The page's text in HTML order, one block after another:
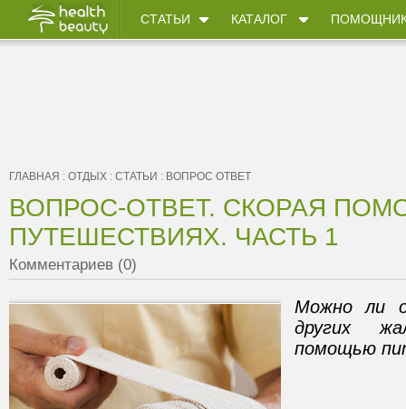
СТАТЬИ КАТАЛОГ
ГЛАВНАЯ : ОТДЫХ : СТАТЬИ : ВОПРОС ОТВЕТ
ВОПРОС-ОТВЕТ. СКОРАЯ
ПУТЕШЕСТВИЯХ. ЧАСТЬ 1
Комментариев (0)
Можно ли
других
помощью